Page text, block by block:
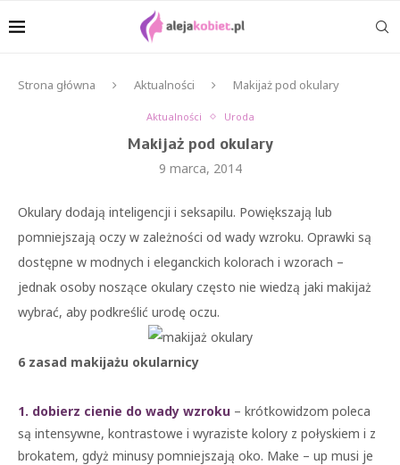
Strona główna Aktualności Makijaż pod okulary
Aktualności Uroda
Makijaż pod okulary
9 marca, 2014
Okulary dodają inteligencji i seksapilu. Powiększają lub
pomniejszają oczy w zależności od wady wzroku. Oprawki są
dostępne w modnych i eleganckich kolorach i wzorach –
jednak osoby noszące okulary często nie wiedzą jaki makijaż
wybrać, aby podkreślić urodę oczu.
6 zasad makijażu okularnicy
1. dobierz cienie do wady wzroku – krótkowidzom poleca
są intensywne, kontrastowe i wyraziste kolory z połyskiem i z
brokatem, gdyż minusy pomniejszają oko. Make – up musi je